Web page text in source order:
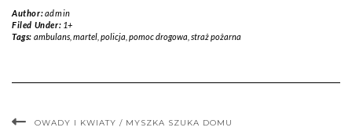
Author:admin
Filed Under: 1+
Tags: ambulans, martel, policja pomoc drogowa straż pożarna
OWADY I KWIATY / MYSZKA SZUKA DOMU